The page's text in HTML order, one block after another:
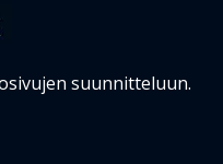
suunnitteluun.